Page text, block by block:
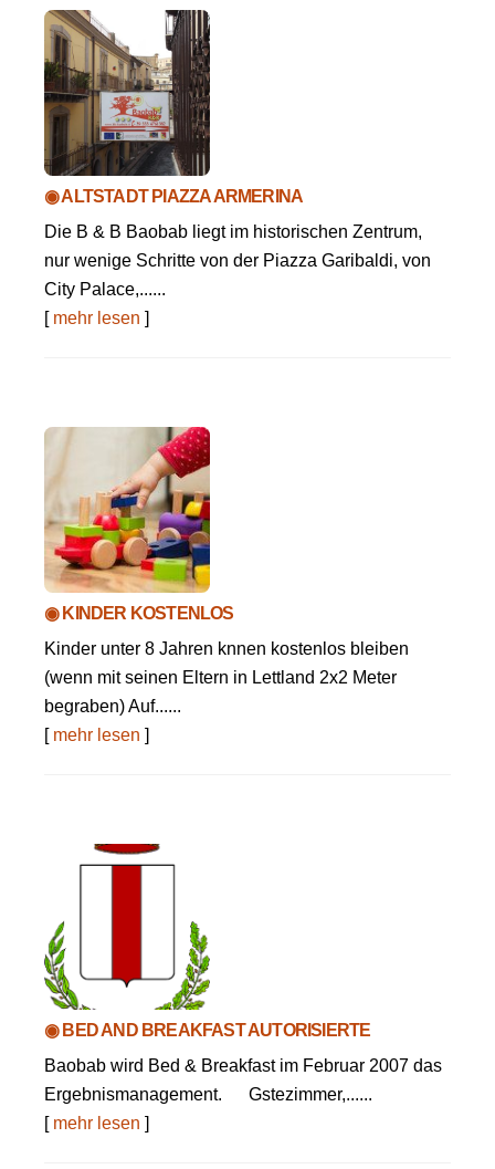
◉ ALTSTADT PIAZZA ARMERINA
Die B & B Baobab liegt im historischen Zentrum,
nur wenige Schritte von der Piazza Garibaldi, von
City Palace,......
[ mehr lesen ]
◉ KINDER KOSTENLOS
Kinder unter 8 Jahren knnen kostenlos bleiben
(wenn mit seinen Eltern in Lettland 2x2 Meter
begraben) Auf......
[ mehr lesen ]
◉ BED AND BREAKFAST AUTORISIERTE
Baobab wird Bed & Breakfast im Februar 2007 das
Ergebnismanagement. Gstezimmer,......
[ mehr lesen ]